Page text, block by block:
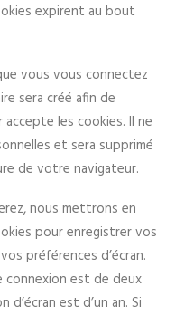
expirent au bout
vous vous connectez
sera créé afin de
les cookies. Il ne
et sera supprimé
de votre navigateur.
nous mettrons en
pour enregistrer vos
préférences d’écran.
connexion est de deux
d’écran est d’un an. Si